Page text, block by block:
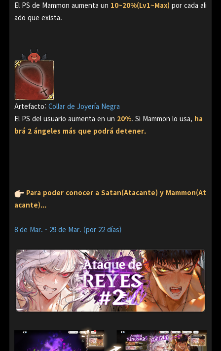
El PS de Mammon aumenta un 10~20%(Lv1~Max) por cada ali
ado que exista.
Artefacto: Collar de Joyería Negra
El PS del usuario aumenta en un 20%. Si Mammon lo usa, ha
brá 2 ángeles más que podrá detener.
Para poder conocer a Satan(Atacante) y Mammon(At
acante)...
8 de Mar. - 29 de Mar. (por 22 días)